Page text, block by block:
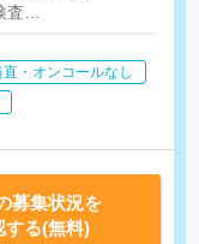
査
直・オンコールなし
募集状況を
する(無料)